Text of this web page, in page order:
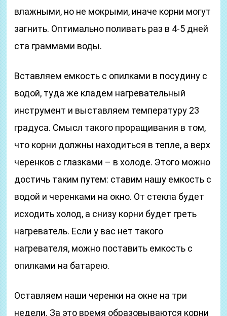
влажными, но не мокрыми, иначе корни могут
загнить. Оптимально поливать раз в 4-5 дней
ста граммами воды.
Вставляем емкость с опилками в посудину с
водой, туда же кладем нагревательный
инструмент и выставляем температуру 23
градуса. Смысл такого проращивания в том,
что корни должны находиться в тепле, а верх
черенков с глазками – в холоде. Этого можно
достичь таким путем: ставим нашу емкость с
водой и черенками на окно. От стекла будет
исходить холод, а снизу корни будет греть
нагреватель. Если у вас нет такого
нагревателя, можно поставить емкость с
опилками на батарею.
Оставляем наши черенки на окне на три
недели. За это время образовываются корни